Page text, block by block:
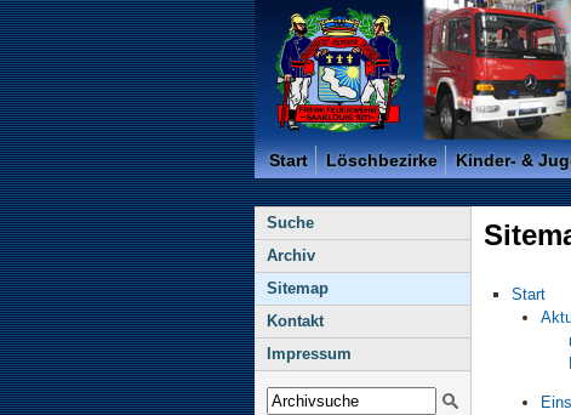
Freiwillige Feuerwehr der
Start Löschbezirke Kinder- &
Suche
Archiv
Sitemap
Kontakt
Impressum
Start